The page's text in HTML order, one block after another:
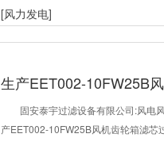
[风力发电]
生产EET002-10FW25B
固安泰宇过滤设备有限公司:风电
产EET002-10FW25B风机齿轮箱滤芯